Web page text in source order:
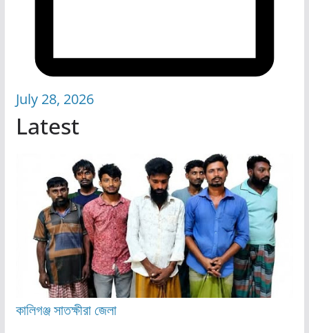
July 28, 2026
Latest
কালিগঞ্জসাতক্ষীরা জেলা